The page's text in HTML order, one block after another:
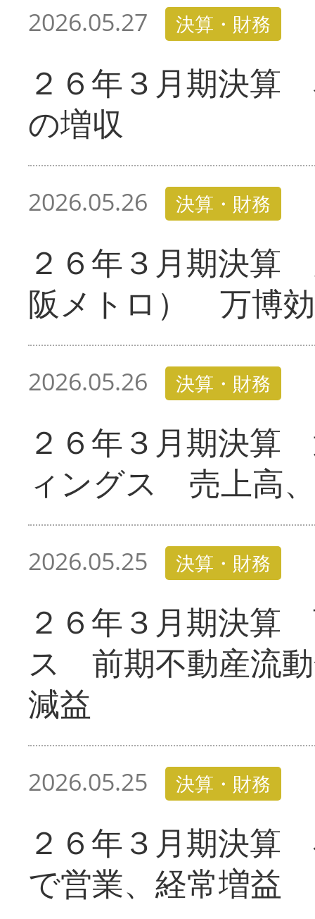
2026.05.27 決算・財務
２６年３月期決
の増収
2026.05.26 決算・財務
２６年３月期決算
阪メトロ） 万博
2026.05.26 決算・財務
２６年３月期決算
ィングス 売上高
2026.05.25 決算・財務
２６年３月期決算
ス 前期不動産流
減益
2026.05.25 決算・財務
２６年３月期決
で営業、経常増益